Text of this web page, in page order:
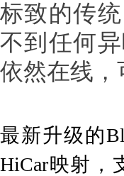
标致的传
不到任何
依然在线
最新升级的
HiCar映射，